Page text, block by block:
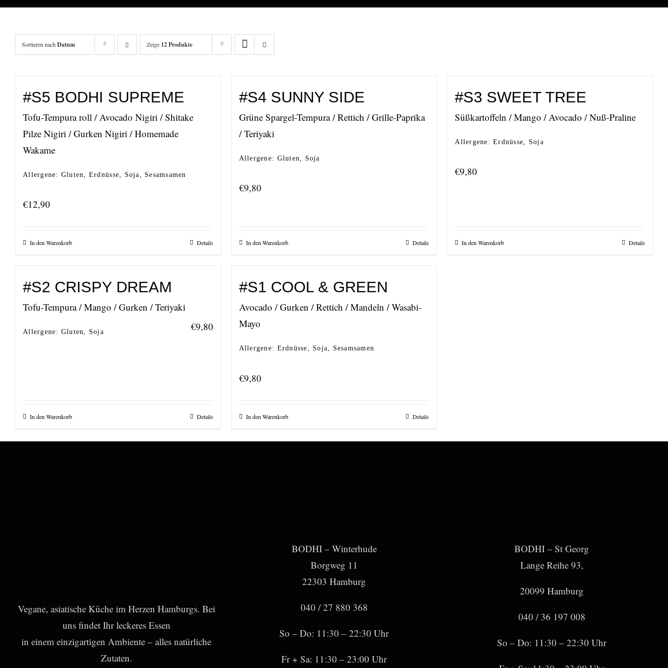
Sortieren nach Datum Zeige 12 Produkte
#S5 BODHI SUPREME
Tofu-Tempura roll / Avocado Nigiri / Shitake
Pilze Nigiri / Gurken Nigiri / Homemade
Wakame
Allergene: Gluten, Erdnüsse, Soja, Sesamsamen
€12,90
In den Warenkorb Details
#S4 SUNNY SIDE
Grüne Spargel-Tempura / Rettich / Grille-Paprika
/ Teriyaki
Allergene: Gluten, Soja
€9,80
In den Warenkorb Details
#S3 SWEET TREE
Süßkartoffeln / Mango / Avocado / Nuß-Praline
Allergene: Erdnüsse, Soja
€9,80
In den Warenkorb Details
#S2 CRISPY DREAM
Tofu-Tempura / Mango / Gurken / Teriyaki
Allergene: Gluten, Soja €9,80
In den Warenkorb Details
#S1 COOL & GREEN
Avocado / Gurken / Rettich / Mandeln / Wasabi-
Mayo
Allergene: Erdnüsse, Soja, Sesamsamen
€9,80
In den Warenkorb Details
Vegane, asiatische Küche im Herzen Hamburgs. Bei
uns findet Ihr leckeres Essen
in einem einzigartigen Ambiente – alles natürliche
Zutaten.
BODHI – Winterhude
Borgweg 11
22303 Hamburg
040 / 27 880 368
So – Do: 11:30 – 22:30 Uhr
Fr + Sa: 11:30 – 23:00 Uhr
BODHI – St Georg
Lange Reihe 93,
20099 Hamburg
040 / 36 197 008
So – Do: 11:30 – 22:30 Uhr